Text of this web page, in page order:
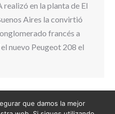
realizó en la planta de El
Aires la convirtió
francés a
nuevo Peugeot 208 el
que damos la mejor